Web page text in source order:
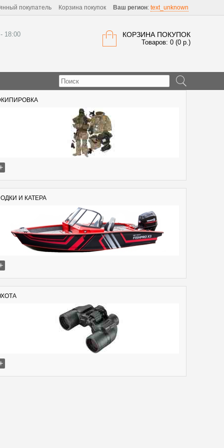
покупатель Корзина покупок Ваш регион: text_unknown
КОРЗИНА ПОКУПОК
Товаров: 0 (0 р.)
18:00
И КАТЕРА